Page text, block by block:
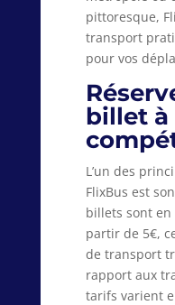
pittoresque,
transport
pour vos
billet à
L’un des
FlixBus est son
billets sont
partir de 5€,
de transport
rapport aux
tarifs varient